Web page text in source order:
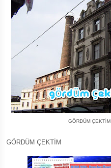
GÖRDÜM ÇEKTİM
GÖRDÜM ÇEKTİM